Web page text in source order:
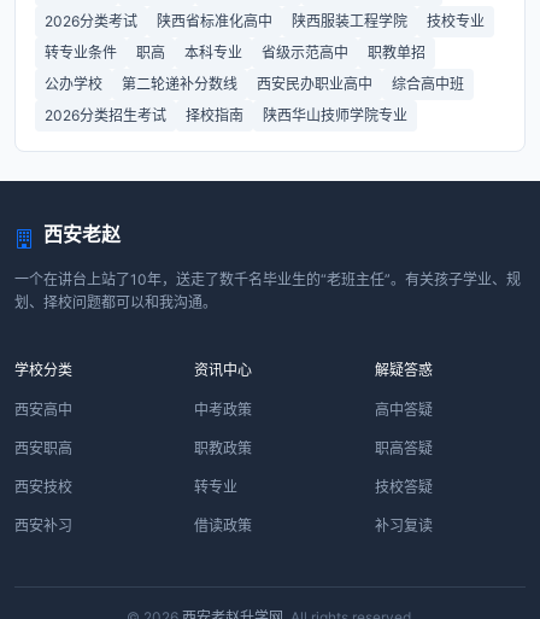
2026分类考试
陕西省标准化高中 陕西服装工程学院
技校专业
转专业条件
职高 本科专业 省级示范高中
职教单招
公办学校
第二轮递补分数线 西安民办职业高中
综合高中班
2026分类招生考试
择校指南 陕西华山技师学院专业
西安老赵
一个在讲台上站了10年，送走了数千名毕业生的“老班主任”。有关孩子学业、规
划、择校问题都可以和我沟通。
学校分类
西安高中
西安职高
西安技校
西安补习
资讯中心
中考政策
职教政策
转专业
借读政策
解疑答惑
高中答疑
职高答疑
技校答疑
补习复读